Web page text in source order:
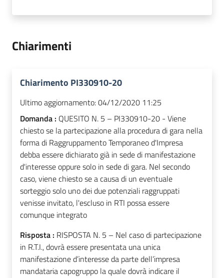
Chiarimenti
Chiarimento PI330910-20
Ultimo aggiornamento:04/12/2020 11:25
Domanda : QUESITO N. 5 – PI330910-20 - Viene
chiesto se la partecipazione alla procedura di gara nella
forma di Raggruppamento Temporaneo d'Impresa
debba essere dichiarato già in sede di manifestazione
d'interesse oppure solo in sede di gara. Nel secondo
caso, viene chiesto se a causa di un eventuale
sorteggio solo uno dei due potenziali raggruppati
venisse invitato, l'escluso in RTI possa essere
comunque integrato
Risposta : RISPOSTA N. 5 – Nel caso di partecipazione
in R.T.I., dovrà essere presentata una unica
manifestazione d’interesse da parte dell’impresa
mandataria capogruppo la quale dovrà indicare il